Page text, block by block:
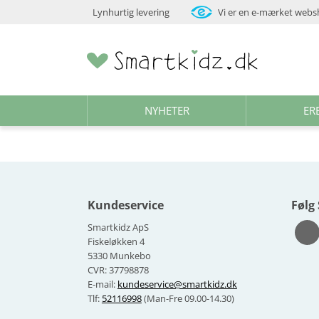
Lynhurtig levering Vi er en e-mærket
NYHETER
Kundeservice
Smartkidz ApS
Fiskeløkken 4
5330 Munkebo
CVR: 37798878
E-mail: kundeservice@smartkidz.dk
Tlf: 52116998(Man-Fre 09.00-14.30)